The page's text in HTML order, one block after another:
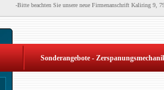
-Bitte beachten Sie unsere neue Firmenanschrift Kaliring 9,
Sonderangebote -